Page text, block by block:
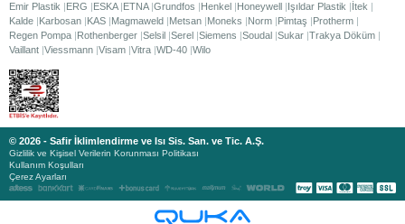
Emir Plastik
ERG ESKA ETNA Grundfos Henkel Honeywell Işıldar Plastik
İtek
Kalde Karbosan KAS Magmaweld Metsan Moneks Norm Pimtaş
Protherm
Regen Pompa Rothenberger Selsil Serel Siemens Soudal Sukar Trakya Döküm
Vaillant Viessmann Visam Vitra WD-40 Wilo
© 2026 - Safir İklimlendirme ve Isı Sis. San. ve Tic. A.Ş.
Gizlilik ve Kişisel Verilerin Korunması Politikası
Kullanım Koşulları
Çerez Ayarları